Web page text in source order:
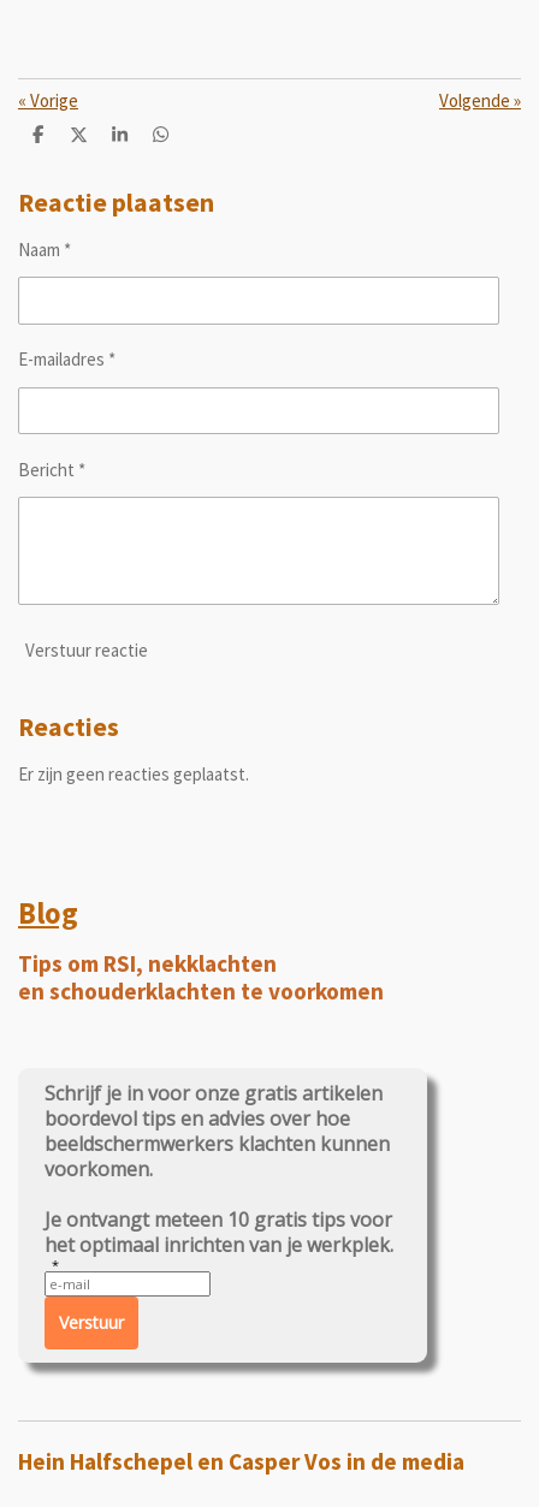
« Vorige Volgende »
D
e
n
D
l
S
r
e
D
e
n
Reactie plaatsen
Naam *
E-mailadres *
Bericht *
Verstuur reactie
Reacties
Er zijn geen reacties geplaatst.
Blog
Tips om RSI, nekklachten
en schouderklachten te voorkomen
Schrijf je in voor onze gratis artikelen
boordevol tips en advies over hoe
beeldschermwerkers klachten kunnen
voorkomen.
Je ontvangt meteen 10 gratis tips voor
het optimaal inrichten van je werkplek.
Verstuur
Hein Halfschepel en Casper Vos in de media